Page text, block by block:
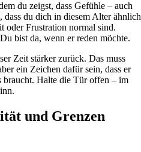
du zeigst, dass Gefühle – auch
du dich in diesem Alter ähnlich
oder Frustration normal sind.
bist da, wenn er reden möchte.
Zeit stärker zurück. Das muss
ein Zeichen dafür sein, dass er
braucht. Halte die Tür offen – im
und Grenzen